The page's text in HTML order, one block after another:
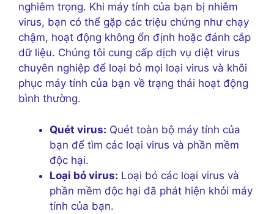
nghiêm trọng. Khi máy tính của bạn bị nhiễm
virus, bạn có thể gặp các triệu chứng như chạy
chậm, hoạt động không ổn định hoặc đánh cắp
dữ liệu. Chúng tôi cung cấp dịch vụ diệt virus
chuyên nghiệp để loại bỏ mọi loại virus và khôi
phục máy tính của bạn về trạng thái hoạt động
bình thường.
Quét virus: Quét toàn bộ máy tính của
bạn để tìm các loại virus và phần mềm
độc hại.
Loại bỏ virus: Loại bỏ các loại virus và
phần mềm độc hại đã phát hiện khỏi máy
tính của bạn.